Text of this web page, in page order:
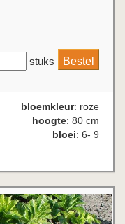
stuks
bloemkleur: roze
hoogte: 80 cm
bloei: 6- 9